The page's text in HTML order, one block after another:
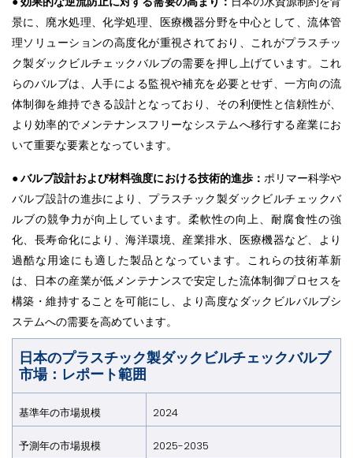
景に、廃水処理、化学処理、医療機器分野を中心として、流体管
理ソリューションの高度化が重視されており、これがプラスチッ
ク製ダックビルチェックバルブの需要を押し上げています。これ
らのバルブは、人手による監視や補充を必要とせず、一方向の流
体制御を維持できる設計となっており、その利便性と信頼性が、
より効率的でメンテナンスフリーなシステムへ移行する産業にお
いて重要な要素となっています。
● バルブ設計および材料強度における技術的進歩： ポリマー科学や
バルブ設計の進歩により、プラスチック製ダックビルチェックバ
ルブの競争力が向上しています。柔軟性の向上、耐腐食性の強
化、長寿命化により、海洋環境、産業排水、医療機器など、より
過酷な用途にも適した製品となっています。これらの技術革新
は、日本の産業が低メンテナンスで安定した流体制御プロセスを
構築・維持することを可能にし、より高度なダックビルバルブシ
ステムへの需要を高めています。
日本のプラスチック製ダックビルチェックバルブ
市場：レポート範囲
基準年の市場規模 2024
予測年の市場規模 2025-2035